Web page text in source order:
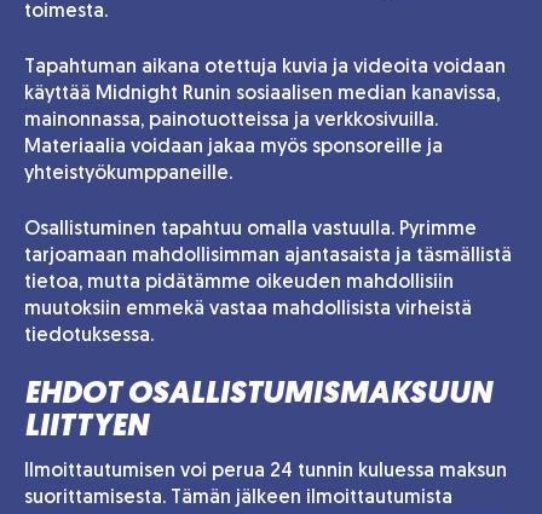
toimesta.
Tapahtuman aikana otettuja kuvia ja videoita voidaan
käyttää Midnight Runin sosiaalisen median kanavissa,
mainonnassa, painotuotteissa ja verkkosivuilla.
Materiaalia voidaan jakaa myös sponsoreille ja
yhteistyökumppaneille.
Osallistuminen tapahtuu omalla vastuulla. Pyrimme
tarjoamaan mahdollisimman ajantasaista ja täsmällistä
tietoa, mutta pidätämme oikeuden mahdollisiin
muutoksiin emmekä vastaa mahdollisista virheistä
tiedotuksessa.
EHDOT OSALLISTUMISMAKSUUN
LIITTYEN
Ilmoittautumisen voi perua 24 tunnin kuluessa maksun
suorittamisesta. Tämän jälkeen ilmoittautumista